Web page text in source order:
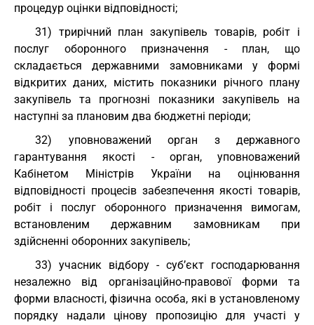
процедур оцінки відповідності;
31) трирічний план закупівель товарів, робіт і
послуг оборонного призначення - план, що
складається державними замовниками у формі
відкритих даних, містить показники річного плану
закупівель та прогнозні показники закупівель на
наступні за плановим два бюджетні періоди;
32) уповноважений орган з державного
гарантування якості - орган, уповноважений
Кабінетом Міністрів України на оцінювання
відповідності процесів забезпечення якості товарів,
робіт і послуг оборонного призначення вимогам,
встановленим державним замовникам при
здійсненні оборонних закупівель;
33) учасник відбору - суб’єкт господарювання
незалежно від організаційно-правової форми та
форми власності, фізична особа, які в установленому
порядку надали цінову пропозицію для участі у